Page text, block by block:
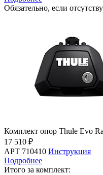
Обязательно, если
Комплект опор Thule Evo
17 510 ₽
АРТ 710410 Инструкция
Подробнее
Итого за комплект: